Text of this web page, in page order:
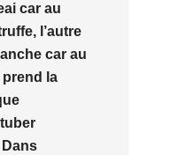
car au
l’autre
car au
prend la